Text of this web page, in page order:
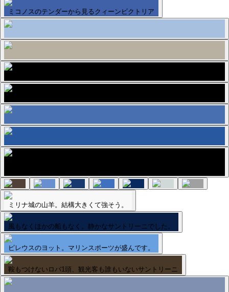
ミコノスのテンダーから見るクィーンビクトリア
ミリナ城の山羊。結構大きくて強そう。
風もなくほかの船もなく。静かなサントリーニでした。
ピレウスのヨット。マリンスポーツが盛んです。
鞍もつけないロバ1頭、観光客も誰もいないサントリーニ